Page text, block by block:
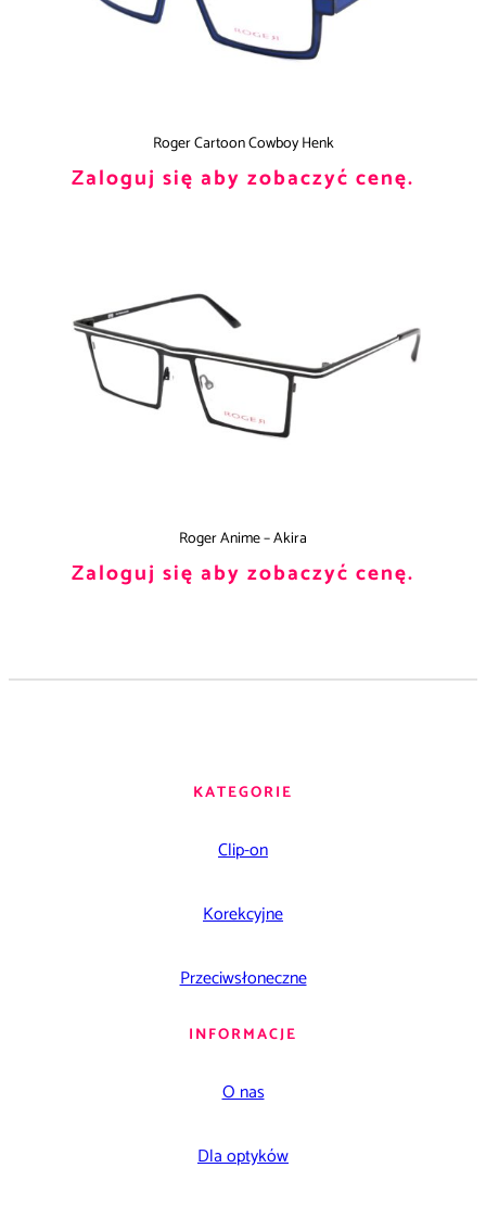
Roger Cartoon Cowboy Henk
Zaloguj się aby zobaczyć cenę.
Roger Anime – Akira
Zaloguj się aby zobaczyć cenę.
KATEGORIE
Clip-on
Korekcyjne
Przeciwsłoneczne
INFORMACJE
O nas
Dla optyków